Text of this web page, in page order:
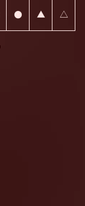
● ▲ △